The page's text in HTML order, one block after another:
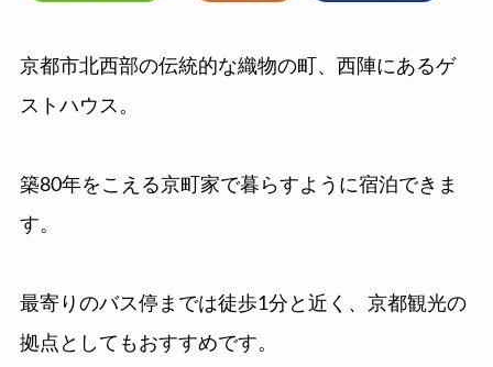
京都市北西部の伝統的な織物の町、西陣にあるゲ
ストハウス。
築80年をこえる京町家で暮らすように宿泊できま
す。
最寄りのバス停までは徒歩1分と近く、京都観光の
拠点としてもおすすめです。